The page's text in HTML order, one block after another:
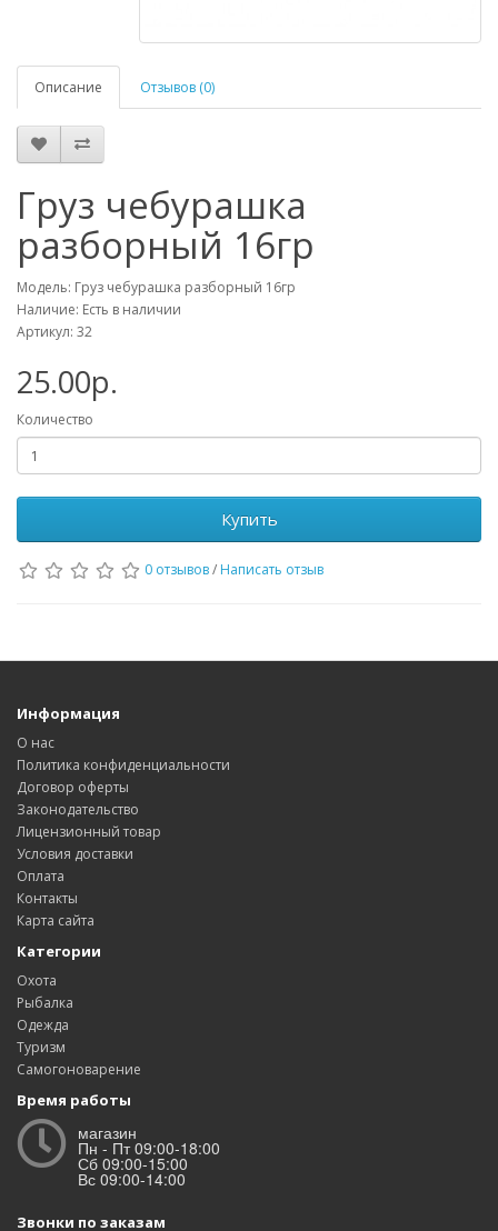
Описание Отзывов (0)
Груз чебурашка
разборный 16гр
Модель: Груз чебурашка разборный 16гр
Наличие: Есть в наличии
Артикул: 32
25.00р.
Количество
Купить
0 отзывов/ Написать отзыв
Информация
О нас
Политика конфиденциальности
Договор оферты
Законодательство
Лицензионный товар
Условия доставки
Оплата
Контакты
Карта сайта
Категории
Охота
Рыбалка
Одежда
Туризм
Самогоноварение
Время работы
магазин
Пн - Пт 09:00-18:00
Сб 09:00-15:00
Вс 09:00-14:00
Звонки по заказам